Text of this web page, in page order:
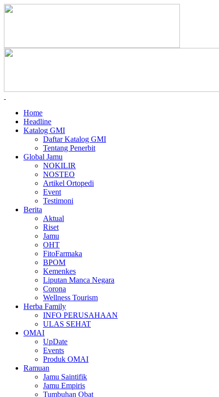
Home
Headline
Katalog GMI
Daftar Katalog GMI
Tentang Penerbit
Global Jamu
NOKILIR
NOSTEO
Artikel Ortopedi
Event
Testimoni
Berita
Aktual
Riset
Jamu
OHT
FitoFarmaka
BPOM
Kemenkes
Liputan Manca Negara
Corona
Wellness Tourism
Herba Family
INFO PERUSAHAAN
ULAS SEHAT
OMAI
UpDate
Events
Produk OMAI
Ramuan
Jamu Saintifik
Jamu Empiris
Tumbuhan Obat